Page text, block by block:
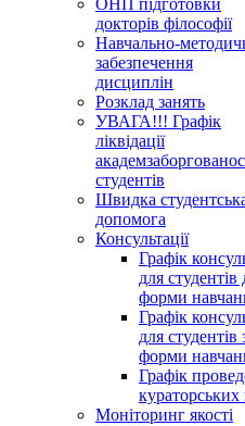
ОНП підготовки
докторів філософії
Навчально-
забезпечення
дисциплін
Розклад занять
УВАГА!!! Графік
ліквідації
студентів
Швидка
допомога
Консультації
Графік
для студентів
форми
Графік
для студентів
форми
Графік
кураторських
Моніторинг якості